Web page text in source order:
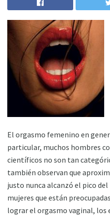
El orgasmo femenino en
particular, muchos hombres
científicos no son tan
también observan que
justo nunca alcanzó el pico del
mujeres que están
lograr el orgasmo vaginal, los